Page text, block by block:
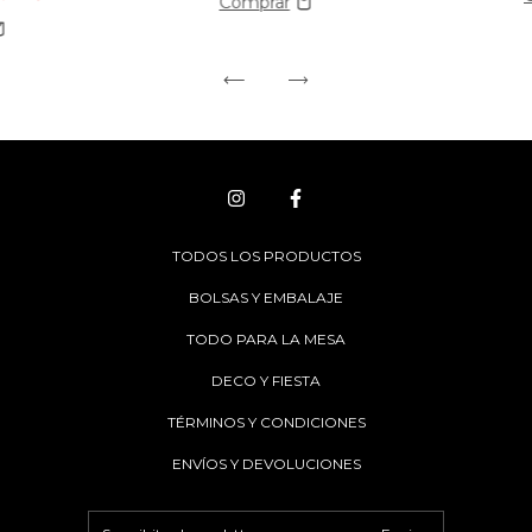
TODOS LOS PRODUCTOS
BOLSAS Y EMBALAJE
TODO PARA LA MESA
DECO Y FIESTA
TÉRMINOS Y CONDICIONES
ENVÍOS Y DEVOLUCIONES